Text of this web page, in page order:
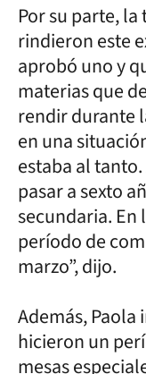
Por su parte,
rindieron este
aprobó uno y
materias que
rendir durante
en una
estaba al
pasar a sexto
secundaria. En
período de
marzo”, dijo.
Además, Paola
hicieron un
mesas